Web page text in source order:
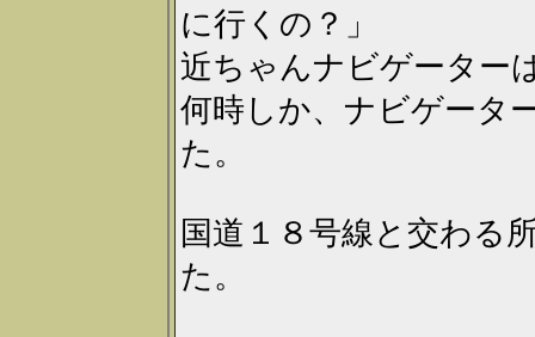
に行くの？」
近ちゃんナビゲーター
何時しか、ナビゲータ
た。
国道１８号線と交わる
た。